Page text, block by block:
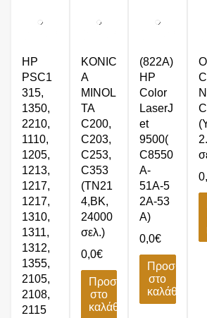
HP
PSC1
315,
1350,
2210,
1110,
1205,
1213,
1217,
1217,
1310,
1311,
1312,
1355,
2105,
2108,
2115
KONIC
A
MINOL
TA
C200,
C203,
C253,
C353
(TN21
4,BK,
24000
σελ.)
0,0€
Προσθήκη
στο
καλάθι
(822Α)
HP
Color
LaserJ
et
9500(
C8550
A-
51Α-5
2Α-53
Α)
0,0€
Προσθήκη
στο
καλάθι